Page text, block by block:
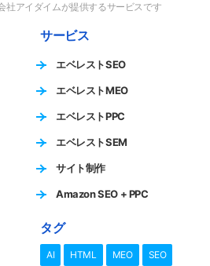
社アイダイムが提供するサービスです
サービス
エベレストSEO
エベレストMEO
エベレストPPC
エベレストSEM
サイト制作
Amazon SEO + PPC
タグ
AI HTML MEO SEO